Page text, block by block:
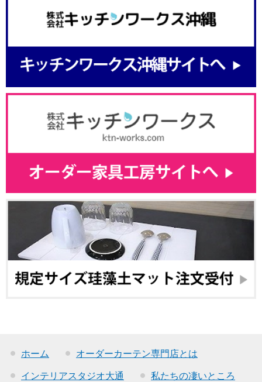
ホーム オーダーカーテン専門店とは
インテリアスタジオ大通 私たちの凄いところ